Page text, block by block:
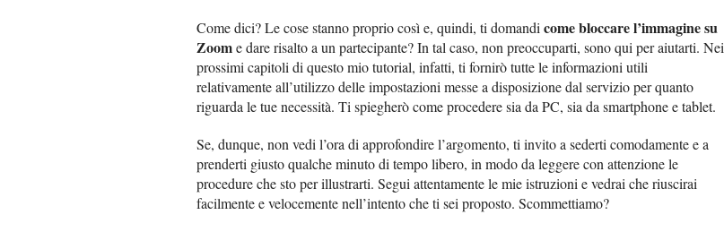
Come dici? Le cose stanno proprio così e, quindi, ti domandi come bloccare l’immagine su
Zoome dare risalto a un partecipante? In tal caso, non preoccuparti, sono qui per aiutarti. Nei
prossimi capitoli di questo mio tutorial, infatti, ti fornirò tutte le informazioni utili
relativamente all’utilizzo delle impostazioni messe a disposizione dal servizio per quanto
riguarda le tue necessità. Ti spiegherò come procedere sia da PC, sia da smartphone e tablet.
Se, dunque, non vedi l’ora di approfondire l’argomento, ti invito a sederti comodamente e a
prenderti giusto qualche minuto di tempo libero, in modo da leggere con attenzione le
procedure che sto per illustrarti. Segui attentamente le mie istruzioni e vedrai che riuscirai
facilmente e velocemente nell’intento che ti sei proposto. Scommettiamo?